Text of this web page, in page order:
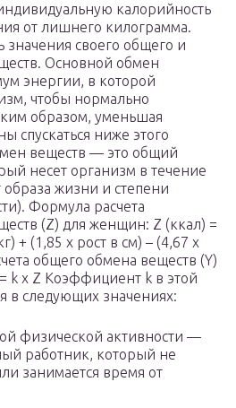
калорийность
от лишнего килограмма.
значения своего общего и
Основной обмен
энергии, в которой
чтобы нормально
образом, уменьшая
спускаться ниже этого
веществ — это общий
несет организм в течение
образа жизни и степени
Формула расчета
(Z) для женщин: Z (ккал) =
+ (1,85 х рост в см) – (4,67 х
общего обмена веществ (Y)
k x Z Коэффициент k в этой
в следующих значениях:
физической активности —
работник, который не
занимается время от